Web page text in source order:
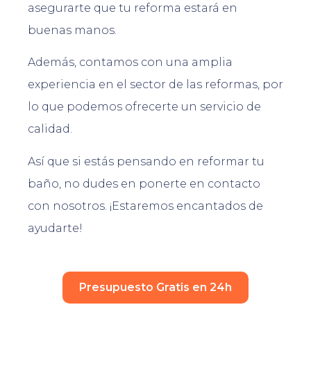
asegurarte que tu reforma estará en
buenas manos.
Además, contamos con una amplia
experiencia en el sector de las reformas, por
lo que podemos ofrecerte un servicio de
calidad.
Así que si estás pensando en reformar tu
baño, no dudes en ponerte en contacto
con nosotros. ¡Estaremos encantados de
ayudarte!
Presupuesto Gratis en 24h